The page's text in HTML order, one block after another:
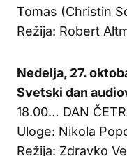
Tomas (Christin
Režija: Robert
Nedelja, 27.
Svetski dan
18.00… DAN
Uloge: Nikola
Režija: Zdravko